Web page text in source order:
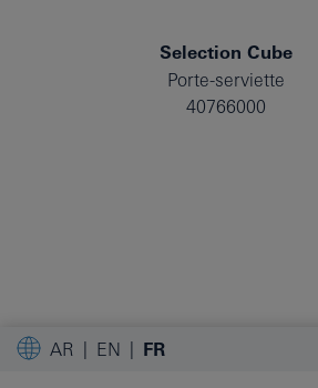
Selection Cube
Porte-serviette
40766000
AR EN FR